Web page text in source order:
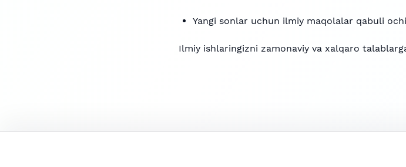
Yangi sonlar uchun ilmiy maqolalar qabuli
Ilmiy ishlaringizni zamonaviy va xalqaro